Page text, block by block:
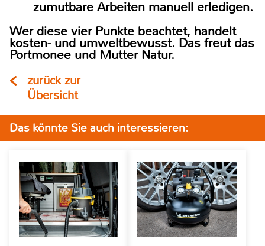
zumutbare Arbeiten manuell erledigen.
Wer diese vier Punkte beachtet, handelt
kosten- und umweltbewusst. Das freut das
Portmonee und Mutter Natur.
zurück zur
Übersicht
Das könnte Sie auch interessieren: